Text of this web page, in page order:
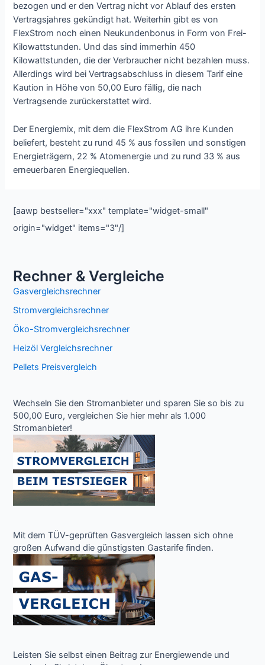
bezogen und er den Vertrag nicht vor Ablauf des ersten
Vertragsjahres gekündigt hat. Weiterhin gibt es von
FlexStrom noch einen Neukundenbonus in Form von Frei-
Kilowattstunden. Und das sind immerhin 450
Kilowattstunden, die der Verbraucher nicht bezahlen muss.
Allerdings wird bei Vertragsabschluss in diesem Tarif eine
Kaution in Höhe von 50,00 Euro fällig, die nach
Vertragsende zurückerstattet wird.
Der Energiemix, mit dem die FlexStrom AG ihre Kunden
beliefert, besteht zu rund 45 % aus fossilen und sonstigen
Energieträgern, 22 % Atomenergie und zu rund 33 % aus
erneuerbaren Energiequellen.
[aawp bestseller="xxx" template="widget-small"
origin="widget" items="3"/]
Rechner & Vergleiche
Gasvergleichsrechner
Stromvergleichsrechner
Öko-Stromvergleichsrechner
Heizöl Vergleichsrechner
Pellets Preisvergleich
Wechseln Sie den Stromanbieter und sparen Sie so bis zu
500,00 Euro, vergleichen Sie hier mehr als 1.000
Stromanbieter!
Mit dem TÜV-geprüften Gasvergleich lassen sich ohne
großen Aufwand die günstigsten Gastarife finden.
Leisten Sie selbst einen Beitrag zur Energiewende und